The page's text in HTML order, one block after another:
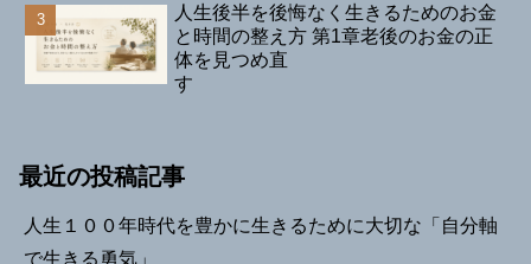
人生後半を後悔なく生きるためのお金
と時間の整え方 第1章老後のお金の正
体を見つめ直
す
最近の投稿記事
人生１００年時代を豊かに生きるために大切な「自分軸
で生きる勇気」